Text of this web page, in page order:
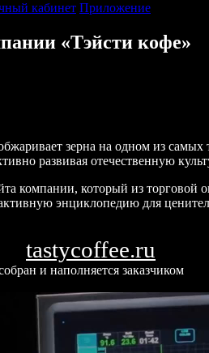
кабинет Приложение
«Тэйсти кофе»
зерна на одном из
развивая отечественную
компании, который из торговой
энциклопедию для
tastycoffee.ru
и наполняется заказчиком